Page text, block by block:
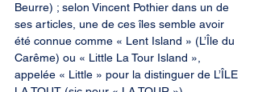
Beurre) ; selon Vincent Pothier dans un de
ses articles, une de ces îles semble avoir
été connue comme « Lent Island » (L’Île du
Carême) ou « Little La Tour Island »,
appelée « Little » pour la distinguer de L’ÎLE